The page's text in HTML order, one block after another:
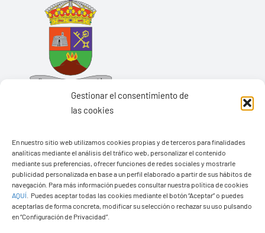
Gestionar el consentimiento de
las cookies
En nuestro sitio web utilizamos cookies propias y de terceros para finalidades
analíticas mediante el análisis del tráfico web, personalizar el contenido
mediante sus preferencias, ofrecer funciones de redes sociales y mostrarle
publicidad personalizada en base a un perfil elaborado a partir de sus hábitos de
navegación. Para más información puedes consultar nuestra política de cookies
AQUÍ
Puedes aceptar todas las cookies mediante el botón “Aceptar” o puedes
aceptarlas de forma concreta, modificar su selección o rechazar su uso pulsando
en “Configuración de Privacidad”.
Ayuntamiento de Yaiza
Pza. de Los Remedios, 1
35570 – Yaiza
Tel:928 83 62 20